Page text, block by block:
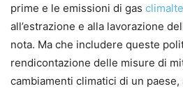
prime e le emissioni di gas
all’estrazione e alla lavorazione
nota. Ma che includere queste
rendicontazione delle misure di
cambiamenti climatici di un